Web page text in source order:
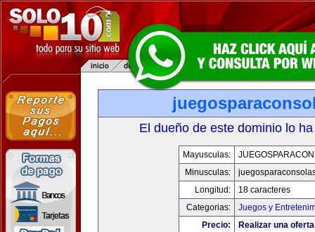
El dueño de este dominio lo
Mayusculas:
Minusculas:
Longitud:
18 caracteres
Categorias:
Juegos y
Precio:
Realizar una